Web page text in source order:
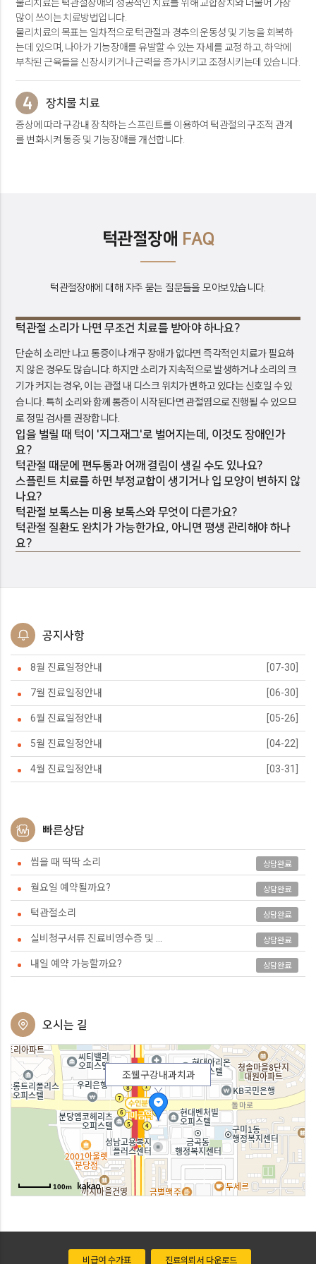
물리치료는 턱관절장애의 성공적인 치료를 위해 교합장치와 더불어 가장
많이 쓰이는 치료방법입니다.
물리치료의 목표는 일차적으로 턱관절과 경추의 운동성 및 기능을 회복하
는데 있으며, 나아가 기능장애를 유발할 수 있는 자세를 교정 하고, 하악에
부착된 근육들을 신장시키거나 근력을 증가시키고 조정시키는데 있습니다.
4 장치물 치료
증상에 따라 구강내 장착하는 스프린트를 이용하여 턱관절의 구조적 관계
를 변화시켜 통증 및 기능장애를 개선합니다.
턱관절장애 FAQ
턱관절장애에 대해 자주 묻는 질문들을 모아보았습니다.
턱관절 소리가 나면 무조건 치료를 받아야 하나요?
단순히 소리만 나고 통증이나 개구 장애가 없다면 즉각적인 치료가 필요하
지 않은 경우도 많습니다. 하지만 소리가 지속적으로 발생하거나 소리의 크
기가 커지는 경우, 이는 관절 내 디스크 위치가 변하고 있다는 신호일 수 있
습니다. 특히 소리와 함께 통증이 시작된다면 관절염으로 진행될 수 있으므
로 정밀 검사를 권장합니다.
입을 벌릴 때 턱이 '지그재그'로 벌어지는데, 이것도 장애인가
요?
턱관절 때문에 편두통과 어깨 결림이 생길 수도 있나요?
스플린트 치료를 하면 부정교합이 생기거나 입 모양이 변하지 않
나요?
턱관절 보톡스는 미용 보톡스와 무엇이 다른가요?
턱관절 질환도 완치가 가능한가요, 아니면 평생 관리해야 하나
요?
공지사항
8월 진료일정안내 [07-30]
7월 진료일정안내 [06-30]
6월 진료일정안내 [05-26]
5월 진료일정안내 [04-22]
4월 진료일정안내 [03-31]
빠른상담
씹을 때 딱딱 소리 상담완료
월요일 예약될까요? 상담완료
턱관절소리 상담완료
실비청구서류 진료비영수증 및 ... 상담완료
내일 예약 가능할까요? 상담완료
오시는 길
조웰구강내과치과
100m
비급여 수가표 진료의뢰서 다운로드